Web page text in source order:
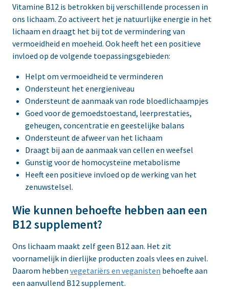
Vitamine B12 is betrokken bij verschillende processen in
ons lichaam. Zo activeert het je natuurlijke energie in het
lichaam en draagt het bij tot de vermindering van
vermoeidheid en moeheid. Ook heeft het een positieve
invloed op de volgende toepassingsgebieden:
Helpt om vermoeidheid te verminderen
Ondersteunt het energieniveau
Ondersteunt de aanmaak van rode bloedlichaampjes
Goed voor de gemoedstoestand, leerprestaties,
geheugen, concentratie en geestelijke balans
Ondersteunt de afweer van het lichaam
Draagt bij aan de aanmaak van cellen en weefsel
Gunstig voor de homocysteïne metabolisme
Heeft een positieve invloed op de werking van het
zenuwstelsel.
Wie kunnen behoefte hebben aan een
B12 supplement?
Ons lichaam maakt zelf geen B12 aan. Het zit
voornamelijk in dierlijke producten zoals vlees en zuivel.
Daarom hebben vegetariërs en veganisten behoefte aan
een aanvullend B12 supplement.